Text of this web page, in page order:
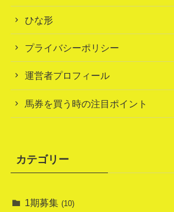
ひな形
プライバシーポリシー
運営者プロフィール
馬券を買う時の注目ポイント
カテゴリー
1期募集 (10)